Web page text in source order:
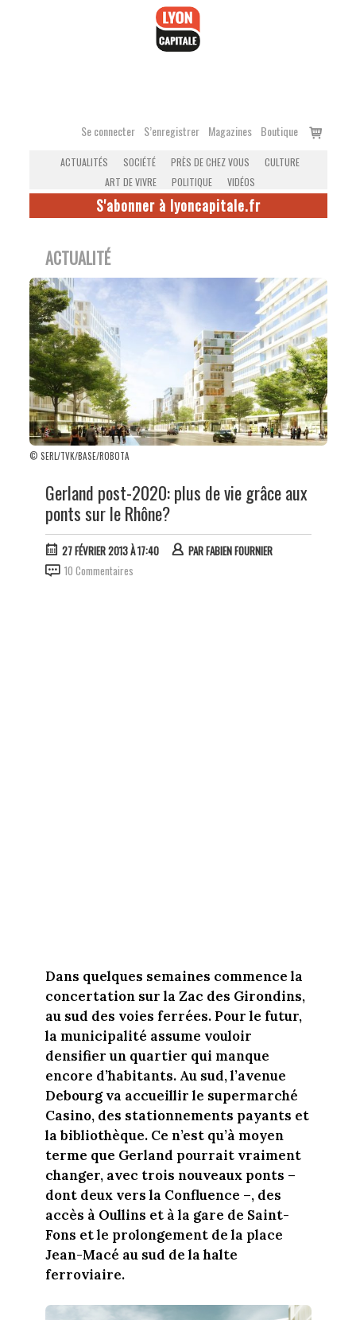
Se connecter S’enregistrer Magazines Boutique
Voir
ACTUALITÉS SOCIÉTÉ PRÈS DE CHEZ VOUS
CULTURE
ART DE VIVRE
POLITIQUE VIDÉOS
S'abonner à lyoncapitale.fr
ACTUALITÉ
© SERL/TVK/BASE/ROBOTA
Gerland post-2020: plus de vie grâce aux
ponts sur le Rhône?
27 FÉVRIER 2013 À 17:40 PARFABIEN FOURNIER
10 Commentaires
Dans quelques semaines commence la
concertation sur la Zac des Girondins,
au sud des voies ferrées. Pour le futur,
la municipalité assume vouloir
densifier un quartier qui manque
encore d’habitants. Au sud, l’avenue
Debourg va accueillir le supermarché
Casino, des stationnements payants et
la bibliothèque. Ce n’est qu’à moyen
terme que Gerland pourrait vraiment
changer, avec trois nouveaux ponts –
dont deux vers la Confluence –, des
accès à Oullins et à la gare de Saint-
Fons et le prolongement de la place
Jean-Macé au sud de la halte
ferroviaire.